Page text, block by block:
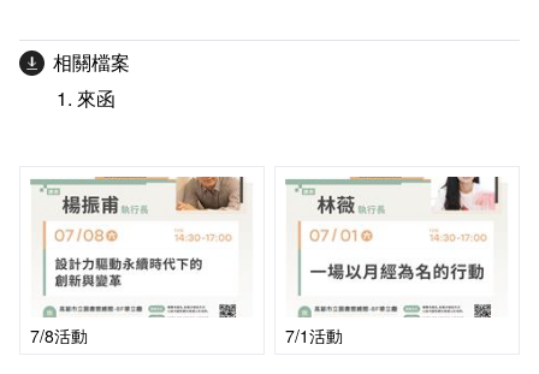
電算中心
圖書館
人事室
各單位意見信箱
教師意見信箱
諮詢信箱進度查詢
影音資訊
相關檔案
來函
7/8活動 7/1活動